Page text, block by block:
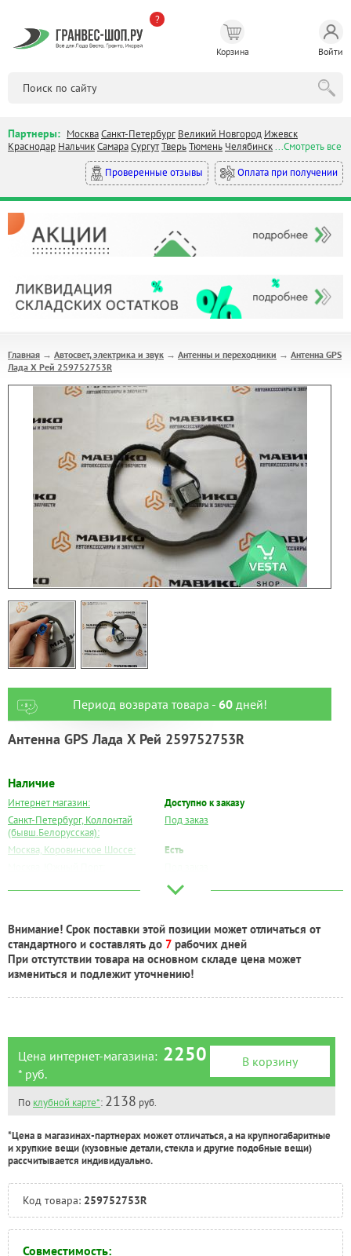
?
Корзина Войти
Партнеры: МоскваСанкт-Петербург Великий Новгород Ижевск
Краснодар НальчикСамараСургутТверьТюмень Челябинск...Смотреть все
Проверенные отзывы
Оплата при получении
Главная → Автосвет, электрика и звук → Антенны и переходники → Антенна GPS
Лада Х Рей 259752753R
Период возврата товара - 60дней!
Антенна GPS Лада Х Рей 259752753R
Наличие
Интернет магазин:
Доступно к заказу
Санкт-Петербург, Коллонтай
(бывш.Белорусская):
Под заказ
Москва, Коровинское Шоссе:
Есть
Под заказ
Самара:
Под заказ
Тверь:
Под заказ
Тюмень:
Под заказ
Внимание! Срок поставки этой позиции может отличаться от
стандартного и составлять до 7 рабочих дней
При отстутствии товара на основном складе цена может
измениться и подлежит уточнению!
Цена интернет-магазина: 2250
* руб.
В корзину
По клубной карте*: 2138 руб.
*Цена в магазинах-партнерах может отличаться, а на крупногабаритные
и хрупкие вещи (кузовные детали, стекла и другие подобные вещи)
рассчитывается индивидуально.
Код товара: 259752753R
Совместимость: